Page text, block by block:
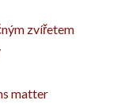
zvířetem
matter